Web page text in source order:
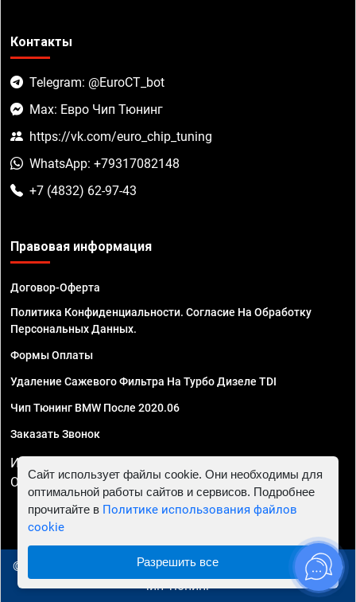
Контакты
Telegram: @EuroCT_bot
Max: Евро Чип Тюнинг
https://vk.com/euro_chip_tuning
WhatsApp: +79317082148
+7 (4832) 62-97-43
Правовая информация
Договор-Оферта
Политика Конфиденциальности. Согласие На Обработку
Персональных Данных.
Формы Оплаты
Удаление Сажевого Фильтра На Турбо Дизеле TDI
Чип Тюнинг BMW После 2020.06
Заказать Звонок
ИП Смирнов Георгий Павлович. ИНН 781302555843,
ОГРНИП 324470400032610
© 2010 - 2026 Чип тюнинг в Брянске - Автосервис "Евро
Чип Тюнинг"
Сайт использует файлы cookie. Они необходимы для
оптимальной работы сайтов и сервисов. Подробнее
прочитайте в Политике использования файлов
cookie
Разрешить все